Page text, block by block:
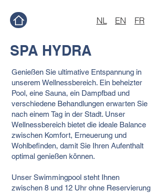
EN FR
NL
SPA HYDRA
Genießen Sie ultimative Entspannung in
unserem Wellnessbereich. Ein beheizter
Pool, eine Sauna, ein Dampfbad und
verschiedene Behandlungen erwarten Sie
nach einem Tag in der Stadt. Unser
Wellnessbereich bietet die ideale Balance
zwischen Komfort, Erneuerung und
Wohlbefinden, damit Sie Ihren Aufenthalt
optimal genießen können.
Unser Swimmingpool steht Ihnen
zwischen 8 und 12 Uhr ohne Reservierung